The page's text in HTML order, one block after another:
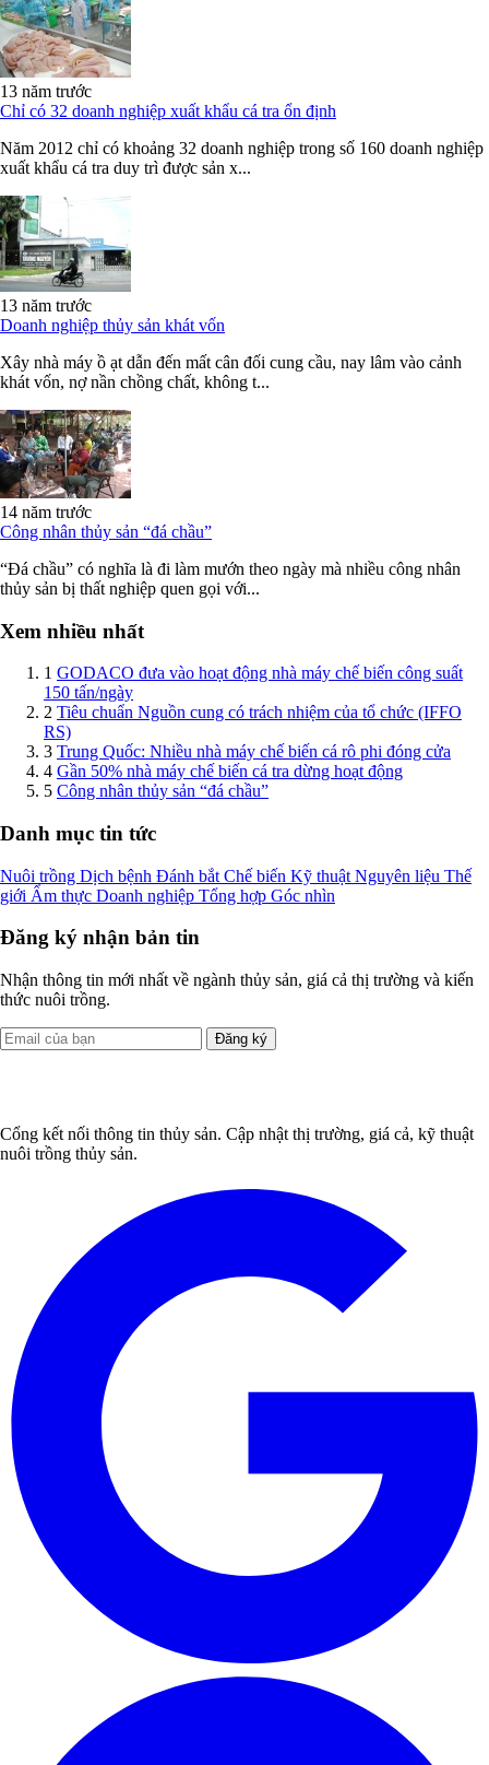
13 năm trước
Chỉ có 32 doanh nghiệp xuất khẩu cá tra ổn định
Năm 2012 chỉ có khoảng 32 doanh nghiệp trong số 160 doanh nghiệp
xuất khẩu cá tra duy trì được sản x...
13 năm trước
Doanh nghiệp thủy sản khát vốn
Xây nhà máy ồ ạt dẫn đến mất cân đối cung cầu, nay lâm vào cảnh
khát vốn, nợ nần chồng chất, không t...
14 năm trước
Công nhân thủy sản “đá chầu”
“Đá chầu” có nghĩa là đi làm mướn theo ngày mà nhiều công nhân
thủy sản bị thất nghiệp quen gọi với...
Xem nhiều nhất
1 GODACO đưa vào hoạt động nhà máy chế biến công suất
150 tấn/ngày
2 Tiêu chuẩn Nguồn cung có trách nhiệm của tổ chức (IFFO
RS)
3 Trung Quốc: Nhiều nhà máy chế biến cá rô phi đóng cửa
4 Gần 50% nhà máy chế biến cá tra dừng hoạt động
5 Công nhân thủy sản “đá chầu”
Danh mục tin tức
Nuôi trồng Dịch bệnh Đánh bắt Chế biến Kỹ thuật Nguyên liệu Thế
giới Ẩm thực Doanh nghiệp Tổng hợp Góc nhìn
Đăng ký nhận bản tin
Nhận thông tin mới nhất về ngành thủy sản, giá cả thị trường và kiến
thức nuôi trồng.
Đăng ký
Cổng kết nối thông tin thủy sản. Cập nhật thị trường, giá cả, kỹ thuật
nuôi trồng thủy sản.